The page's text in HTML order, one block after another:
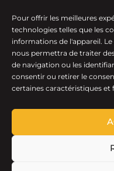
Pour offrir les meilleures
technologies telles que les
informations de l'appareil.
nous permettra de traiter
de navigation ou les
consentir ou retirer le
certaines caractéristiques et